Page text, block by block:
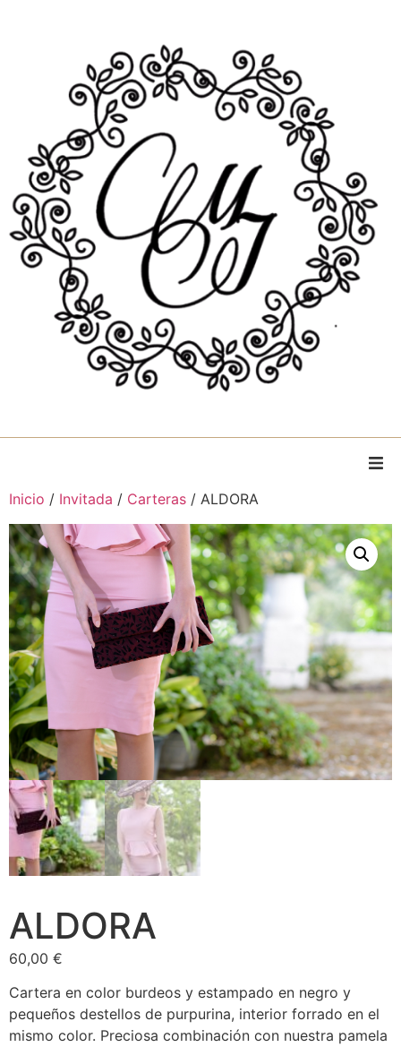
Home
Sobre Mí
Piezas
Piezas personalizadas
Alquiler
MODA
Contacto
F.A.Q
Inicio / Invitada / Carteras / ALDORA
ALDORA
60,00 €
Cartera en color burdeos y estampado en negro y
pequeños destellos de purpurina, interior forrado en el
mismo color. Preciosa combinación con nuestra pamela